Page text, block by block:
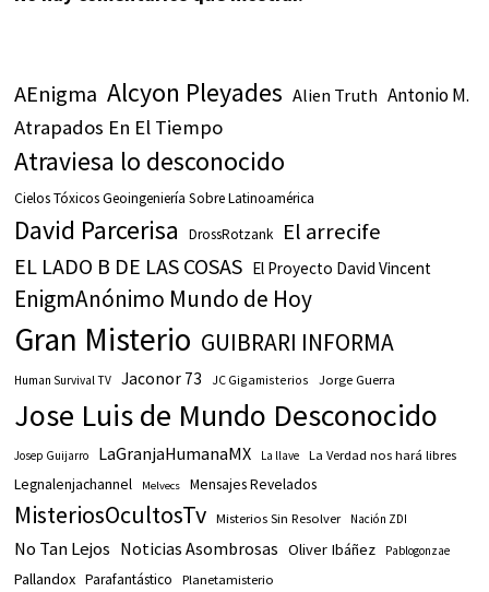
AEnigma Alcyon Pleyades Alien Truth Antonio M.
Atrapados En El Tiempo
Atraviesa lo desconocido
Cielos Tóxicos Geoingeniería Sobre Latinoamérica
David Parcerisa DrossRotzank El arrecife
EL LADO B DE LAS COSAS El Proyecto David Vincent
EnigmAnónimo Mundo de Hoy
Gran Misterio GUIBRARI INFORMA
Human Survival TV Jaconor 73 JC Gigamisterios Jorge Guerra
Jose Luis de Mundo Desconocido
Josep Guijarro LaGranjaHumanaMX La llave La Verdad nos hará libres
Legnalenjachannel Melvecs Mensajes Revelados
MisteriosOcultosTv Misterios Sin Resolver Nación ZDI
No Tan Lejos Noticias Asombrosas Oliver Ibáñez Pablogonzae
Pallandox Parafantástico Planetamisterio